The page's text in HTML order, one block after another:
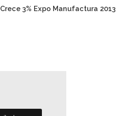
Crece 3% Expo Manufactura 2013